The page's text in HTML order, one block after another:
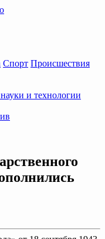
Спорт Происшествия
и технологии